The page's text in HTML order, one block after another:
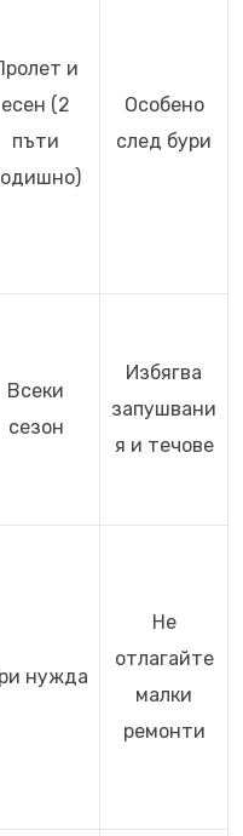
и
есен (2
пъти
Особено
след бури
Всеки
сезон
Избягва
запушвани
я и течове
нужда
Не
отлагайте
малки
ремонти